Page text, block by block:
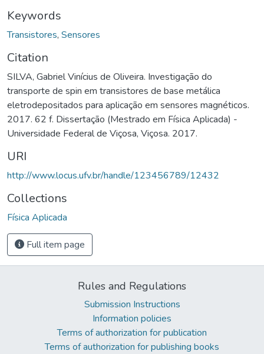
Keywords
Transistores, Sensores
Citation
SILVA, Gabriel Vinícius de Oliveira. Investigação do
transporte de spin em transistores de base metálica
eletrodepositados para aplicação em sensores magnéticos.
2017. 62 f. Dissertação (Mestrado em Física Aplicada) -
Universidade Federal de Viçosa, Viçosa. 2017.
URI
http://www.locus.ufv.br/handle/123456789/12432
Collections
Física Aplicada
Full item page
Rules and Regulations
Submission Instructions
Information policies
Terms of authorization for publication
Terms of authorization for publishing books